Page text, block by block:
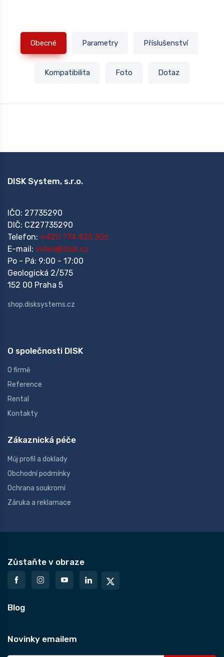
Obecné Parametry Příslušenství
Kompatibilita Foto Dotaz
DISK System, s.r.o.
IČO: 27735290
DIČ: CZ27735290
Telefon: +420 774 425 306
E-mail: video@disk.cz
Po - Pá: 9:00 - 17:00
Geologická 2/575
152 00 Praha 5
shop.disksystems.cz
O společnosti DISK
O firmě
Reference
Rental
Kontakty
Zákaznická péče
Můj profil a doklady
Obchodní podmínky
Ochrana soukromí
Záruka a reklamace
Zůstaňte v obraze
Blog
Novinky emailem